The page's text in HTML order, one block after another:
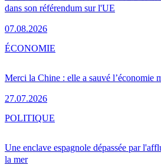
dans son référendum sur l'UE
07.08.2026
Merci la Chine : elle a sauvé l’économie
27.07.2026
ÉCONOMIE
Une enclave espagnole dépassée par
la mer
POLITIQUE